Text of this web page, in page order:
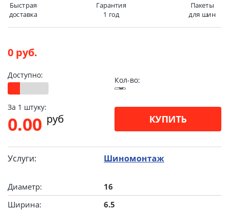
Быстрая
доставка
Гарантия
1 год
Пакеты
для шин
0 руб.
Доступно:
Кол-во:
За 1 штуку:
0.00 pуб КУПИТЬ
Услуги: Шиномонтаж
Диаметр:
16
Ширина:
6.5